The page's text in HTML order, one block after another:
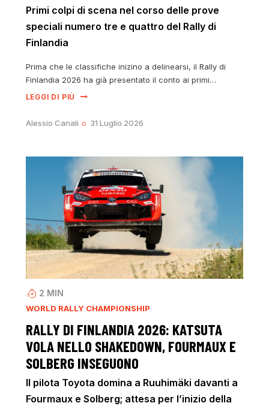
Primi colpi di scena nel corso delle prove
speciali numero tre e quattro del Rally di
Finlandia
Prima che le classifiche inizino a delinearsi, il Rally di
Finlandia 2026 ha già presentato il conto ai primi…
LEGGI DI PIÙ
Alessio Canali 31 Luglio 2026
2 MIN
WORLD RALLY CHAMPIONSHIP
RALLY DI FINLANDIA 2026: KATSUTA
VOLA NELLO SHAKEDOWN, FOURMAUX E
SOLBERG INSEGUONO
Il pilota Toyota domina a Ruuhimäki davanti a
Fourmaux e Solberg; attesa per l’inizio della